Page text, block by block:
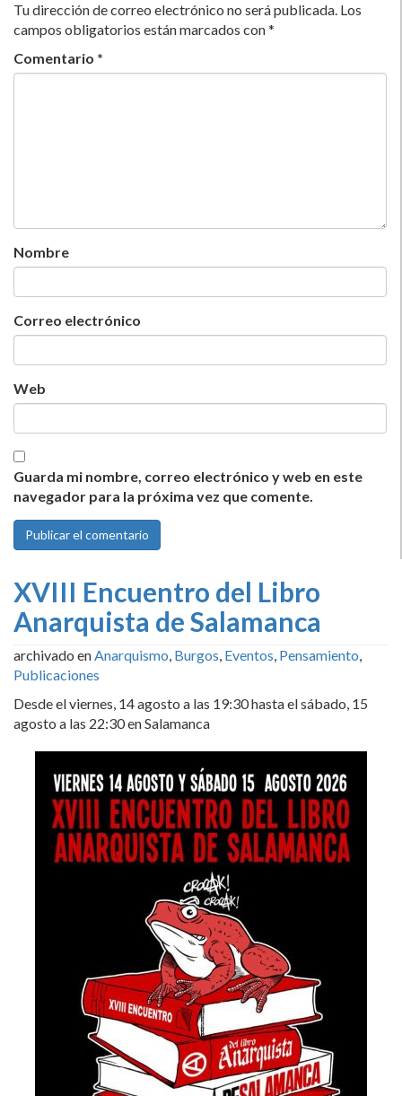
Tu dirección de correo electrónico no será publicada. Los
campos obligatorios están marcados con*
Comentario *
Nombre
Correo electrónico
Web
Guarda mi nombre, correo electrónico y web en este
navegador para la próxima vez que comente.
XVIII Encuentro del Libro
Anarquista de Salamanca
archivado enAnarquismo, Burgos, Eventos, Pensamiento,
Publicaciones
Desde el viernes, 14 agosto a las 19:30 hasta el sábado, 15
agosto a las 22:30 en Salamanca